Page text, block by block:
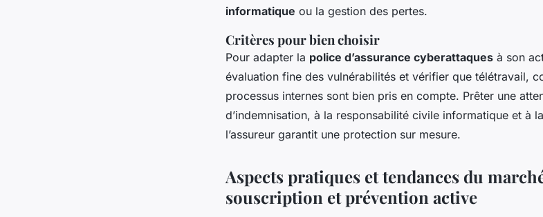
informatique ou la gestion des pertes.
Critères pour bien choisir
Pour adapter la police d’assurance cyberattaques à son
évaluation fine des vulnérabilités et vérifier que télétravail,
processus internes sont bien pris en compte. Prêter une
d’indemnisation, à la responsabilité civile informatique et à
l’assureur garantit une protection sur mesure.
Aspects pratiques et tendances du
souscription et prévention active